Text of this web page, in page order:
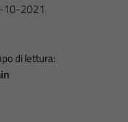
10-2021
di lettura: